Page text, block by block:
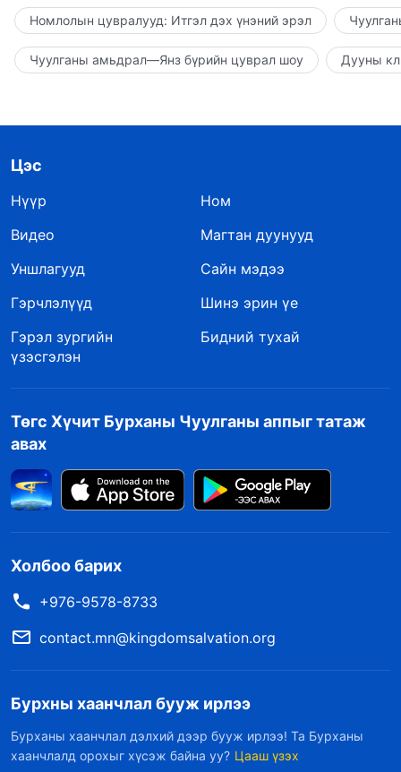
Номлолын цувралууд: Итгэл дэх үнэний эрэл
Чуулганы амьдрал—Янз бүрийн цуврал шоу Дууны
Цэс
Нүүр
Ном
Видео
Магтан дуунууд
Уншлагууд
Сайн мэдээ
Гэрчлэлүүд
Шинэ эрин үе
Гэрэл зургийн
үзэсгэлэн
Бидний тухай
Төгс Хүчит Бурханы Чуулганы аппыг татаж
авах
Холбоо барих
+976-9578-8733
contact.mn@kingdomsalvation.org
Бурхны хаанчлал бууж ирлээ
Бурханы хаанчлал дэлхий дээр бууж ирлээ! Та Бурханы
хаанчлалд орохыг хүсэж байна уу? Цааш үзэх